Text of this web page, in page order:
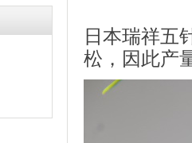
日本瑞祥五
松，因此产